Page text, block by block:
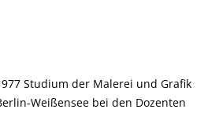
Studium der Malerei und Grafik
Weißensee bei den Dozenten